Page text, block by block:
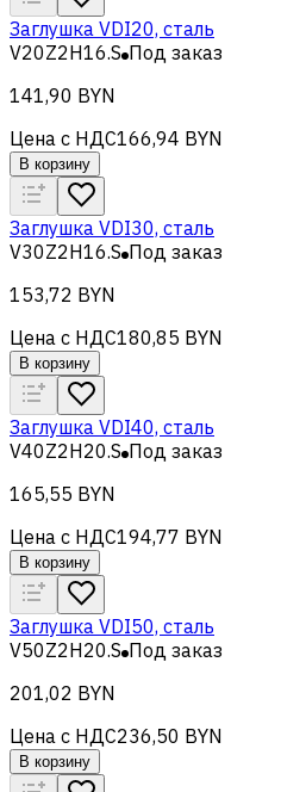
Заглушка VDI20, сталь
V20Z2H16.S Под заказ
141,90 BYN
Цена с НДС166,94 BYN
В корзину
Заглушка VDI30, сталь
V30Z2H16.S Под заказ
153,72 BYN
Цена с НДС180,85 BYN
В корзину
Заглушка VDI40, сталь
V40Z2H20.S Под заказ
165,55 BYN
Цена с НДС194,77 BYN
В корзину
Заглушка VDI50, сталь
V50Z2H20.S Под заказ
201,02 BYN
Цена с НДС236,50 BYN
В корзину